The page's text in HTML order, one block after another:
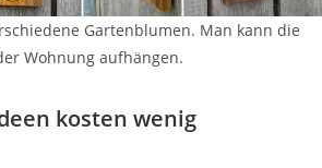
Gartenblumen. Man kann die
Wohnung aufhängen.
kosten wenig